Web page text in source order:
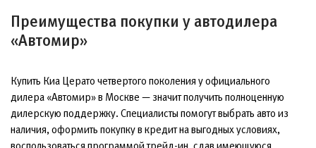
Преимущества покупки у автодилера
«Автомир»
Купить Киа Церато четвертого поколения у официального
дилера «Автомир» в Москве — значит получить полноценную
дилерскую поддержку. Специалисты помогут выбрать авто из
наличия, оформить покупку в кредит на выгодных условиях,
воспользоваться программой трейд-ин, сдав имеющуюся